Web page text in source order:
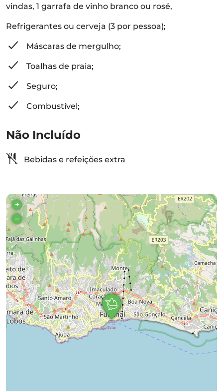
vindas, 1 garrafa de vinho branco ou rosé,
Refrigerantes ou cerveja (3 por pessoa);
Máscaras de mergulho;
Toalhas de praia;
Seguro;
Combustível;
Não Incluído
Bebidas e refeições extra
+
–